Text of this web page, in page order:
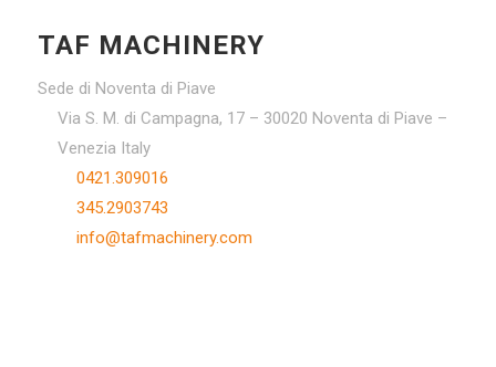
TAF MACHINERY
Sede di Noventa di Piave
Via S. M. di Campagna, 17 – 30020 Noventa di Piave –
Venezia Italy
0421.309016
345.2903743
info@tafmachinery.com